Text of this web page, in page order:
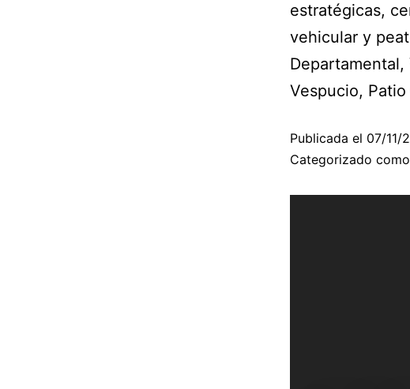
estratégicas,
vehicular y
Vespucio,
Publicada el 07/11/
Categorizado como